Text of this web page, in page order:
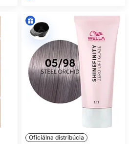
Oficiálna distribúcia